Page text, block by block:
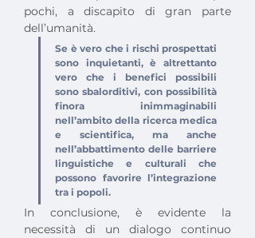
pochi, a discapito di gran parte
dell’umanità.
Se è vero che i rischi prospettati
sono inquietanti, è altrettanto
vero che i benefici possibili
sono sbalorditivi, con possibilità
finora inimmaginabili
nell’ambito della ricerca medica
e scientifica, ma anche
nell’abbattimento delle barriere
linguistiche e culturali che
possono favorire l’integrazione
tra i popoli.
In conclusione, è evidente la
necessità di un dialogo continuo